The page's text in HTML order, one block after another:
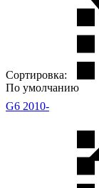
G6 2010-
Сортировка:
По умолчанию